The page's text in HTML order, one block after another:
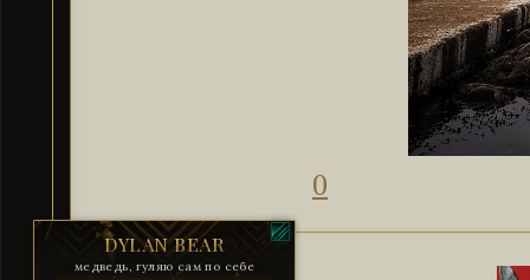
0
DYLAN BEAR
медведь, гуляю сам по себе